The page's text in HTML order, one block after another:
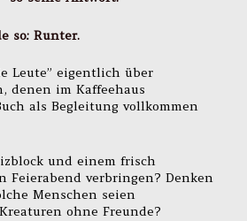
so: Runter.
Leute” eigentlich über
denen im Kaffeehaus
als Begleitung vollkommen
und einem frisch
Feierabend verbringen? Denken
Menschen seien
ohne Freunde?